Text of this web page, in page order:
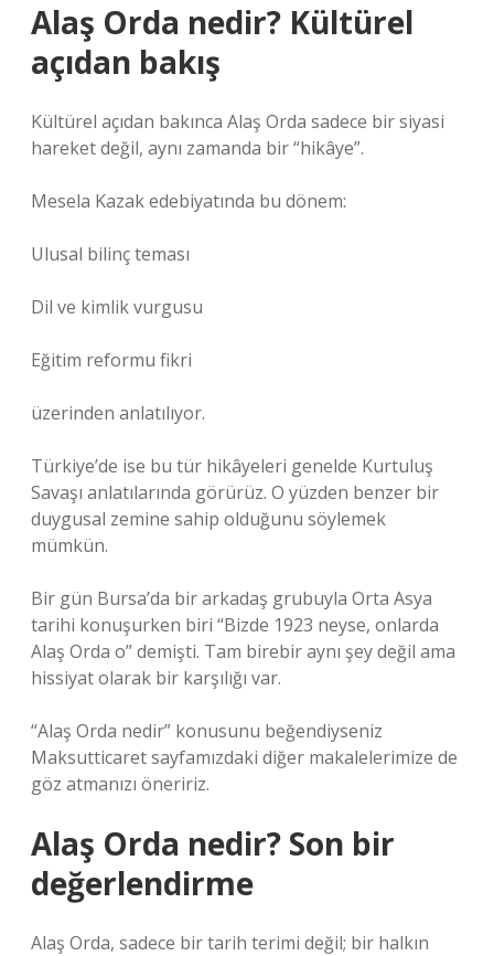
Alaş Orda nedir? Kültürel
açıdan bakış
Kültürel açıdan bakınca Alaş Orda sadece bir siyasi
hareket değil, aynı zamanda bir “hikâye”.
Mesela Kazak edebiyatında bu dönem:
Ulusal bilinç teması
Dil ve kimlik vurgusu
Eğitim reformu fikri
üzerinden anlatılıyor.
Türkiye’de ise bu tür hikâyeleri genelde Kurtuluş
Savaşı anlatılarında görürüz. O yüzden benzer bir
duygusal zemine sahip olduğunu söylemek
mümkün.
Bir gün Bursa’da bir arkadaş grubuyla Orta Asya
tarihi konuşurken biri “Bizde 1923 neyse, onlarda
Alaş Orda o” demişti. Tam birebir aynı şey değil ama
hissiyat olarak bir karşılığı var.
“Alaş Orda nedir” konusunu beğendiyseniz
Maksutticaret sayfamızdaki diğer makalelerimize de
göz atmanızı öneririz.
Alaş Orda nedir? Son bir
değerlendirme
Alaş Orda, sadece bir tarih terimi değil; bir halkın